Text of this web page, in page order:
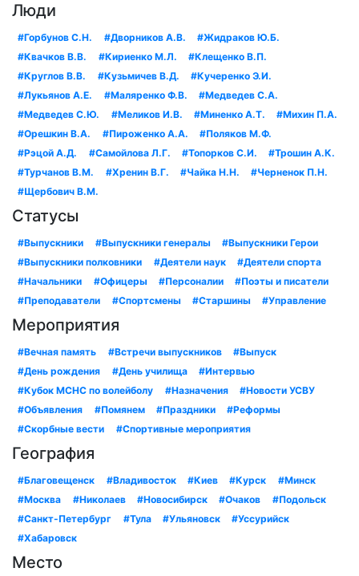
Люди
#Горбунов С.Н. #Дворников А.В.
#Жидраков Ю.Б.
#Квачков В.В.
#Кириенко М.Л.
#Клещенко В.П.
#Круглов В.В.
#Кузьмичев В.Д.
#Кучеренко Э.И.
#Лукьянов А.Е.
#Маляренко Ф.В.
#Медведев С.А.
#Медведев С.Ю.
#Меликов И.В. #Миненко А.Т.
#Михин П.А.
#Орешкин В.А.
#Пироженко А.А.
#Поляков М.Ф.
#Рэцой А.Д.
#Самойлова Л.Г. #Топорков С.И.
#Трошин А.К.
#Турчанов В.М.
#Хренин В.Г. #Чайка Н.Н.
#Черненок П.Н.
#Щербович В.М.
Статусы
#Выпускники #Выпускники генералы
#Выпускники Герои
#Выпускники полковники
#Деятели наук
#Деятели спорта
#Начальники
#Офицеры #Персоналии
#Поэты и писатели
#Преподаватели
#Спортсмены #Старшины #Управление
Мероприятия
#Вечная память #Встречи выпускников
#Выпуск
#День рождения
#День училища
#Интервью
#Кубок МСНС по волейболу
#Назначения
#Новости УСВУ
#Объявления
#Помянем #Праздники
#Реформы
#Скорбные вести
#Спортивные мероприятия
География
#Благовещенск #Владивосток #Киев #Курск
#Минск
#Москва
#Николаев #Новосибирск #Очаков
#Подольск
#Санкт-Петербург
#Тула #Ульяновск
#Уссурийск
#Хабаровск
Место